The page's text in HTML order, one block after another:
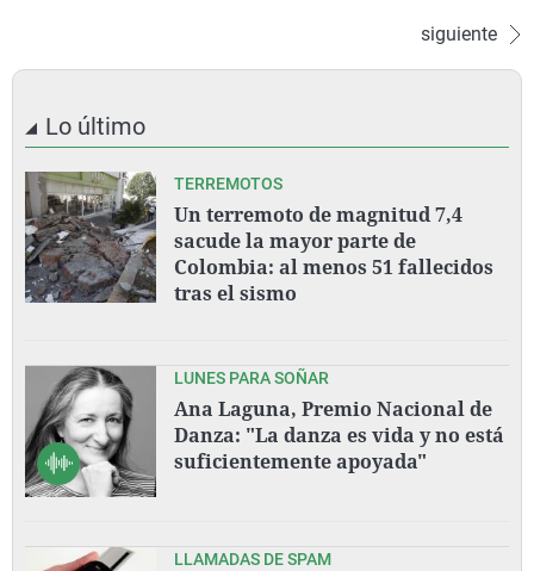
siguiente
Lo último
TERREMOTOS
Un terremoto de magnitud 7,4
sacude la mayor parte de
Colombia: al menos 51 fallecidos
tras el sismo
LUNES PARA SOÑAR
Ana Laguna, Premio Nacional de
Danza: "La danza es vida y no está
suficientemente apoyada"
LLAMADAS DE SPAM